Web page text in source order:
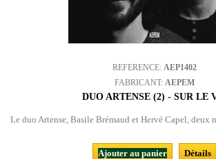
REFERENCE: AEP1402
FABRICANT: AEPEM
DUO ARTENSE (2) - SUR LE
Le duo Artense, Basile Brémaud et Hervé Capel, deux
Ajouter au panier
Détails